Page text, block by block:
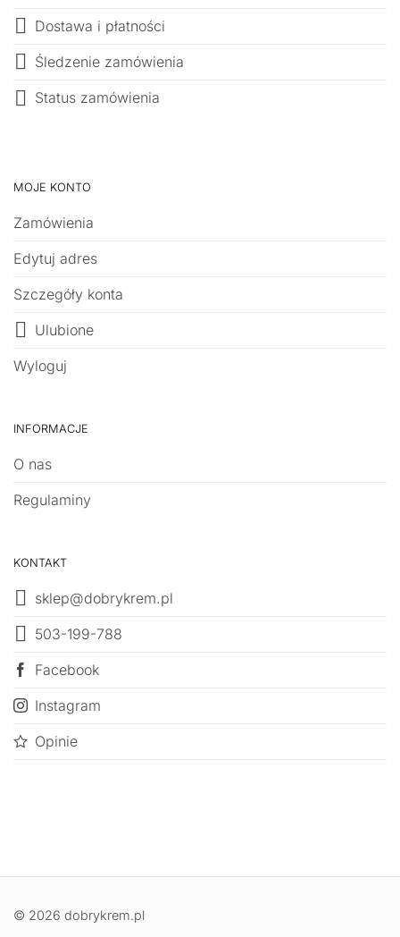
Dostawa i płatności
Śledzenie zamówienia
Status zamówienia
MOJE KONTO
Zamówienia
Edytuj adres
Szczegóły konta
Ulubione
Wyloguj
INFORMACJE
O nas
Regulaminy
KONTAKT
sklep@dobrykrem.pl
503-199-788
Facebook
Instagram
Opinie
© 2026 dobrykrem.pl